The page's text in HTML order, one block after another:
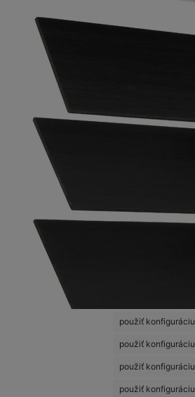
použiť konfiguráciu
použiť konfiguráciu
použiť konfiguráciu
použiť konfiguráciu